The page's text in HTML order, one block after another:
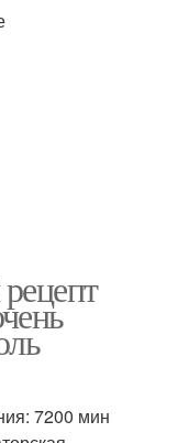
7200 мин